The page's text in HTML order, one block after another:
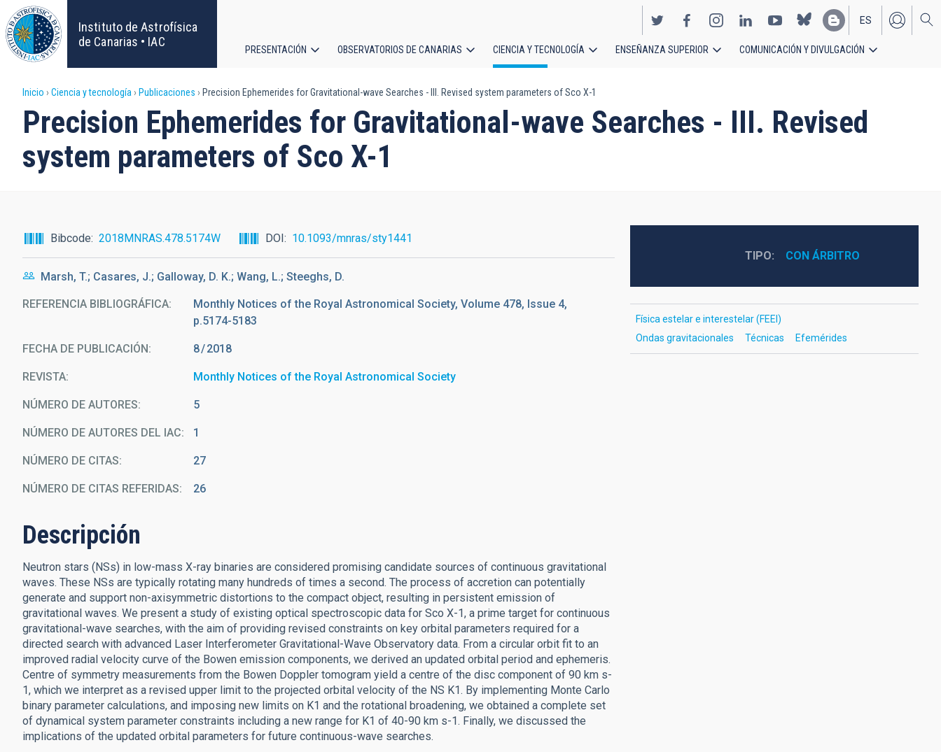
Pasar
al
contenido
principal
Instituto de Astrofísica
de Canarias • IAC
EN
ES
principal
PRESENTACIÓN OBSERVATORIOS DE CANARIAS CIENCIA Y TECNOLOGÍA ENSEÑANZA SUPERIOR COMUNICACIÓN Y DIVULGACIÓN
Sobrescribir
enlaces
de
a
la
navegación
Inicio Ciencia y tecnología Publicaciones Precision Ephemerides for Gravitational-wave Searches - III. Revised system parameters of Sco X-1
Precision Ephemerides for Gravitational-wave Searches - III. Revised
system parameters of Sco X-1
Bibcode 2018MNRAS.478.5174W DOI 10.1093/mnras/sty1441
Marsh, T.; Casares, J.; Galloway, D. K.; Wang, L.; Steeghs, D.
REFERENCIA BIBLIOGRÁFICA
Monthly Notices of the Royal Astronomical Society, Volume 478, Issue 4,
p.5174-5183
FECHA DE PUBLICACIÓN: 8 2018
REVISTA Monthly Notices of the Royal Astronomical Society
NÚMERO DE AUTORES 5
NÚMERO DE AUTORES DEL IAC 1
NÚMERO DE CITAS 27
NÚMERO DE CITAS REFERIDAS 26
Descripción
Neutron stars (NSs) in low-mass X-ray binaries are considered promising candidate sources of continuous gravitational
waves. These NSs are typically rotating many hundreds of times a second. The process of accretion can potentially
generate and support non-axisymmetric distortions to the compact object, resulting in persistent emission of
gravitational waves. We present a study of existing optical spectroscopic data for Sco X-1, a prime target for continuous
gravitational-wave searches, with the aim of providing revised constraints on key orbital parameters required for a
directed search with advanced Laser Interferometer Gravitational-Wave Observatory data. From a circular orbit fit to an
improved radial velocity curve of the Bowen emission components, we derived an updated orbital period and ephemeris.
Centre of symmetry measurements from the Bowen Doppler tomogram yield a centre of the disc component of 90 km s-
1, which we interpret as a revised upper limit to the projected orbital velocity of the NS K1. By implementing Monte Carlo
binary parameter calculations, and imposing new limits on K1 and the rotational broadening, we obtained a complete set
of dynamical system parameter constraints including a new range for K1 of 40-90 km s-1. Finally, we discussed the
implications of the updated orbital parameters for future continuous-wave searches.
TIPO CON ÁRBITRO
Física estelar e interestelar (FEEI)
Ondas gravitacionales
Técnicas Efemérides